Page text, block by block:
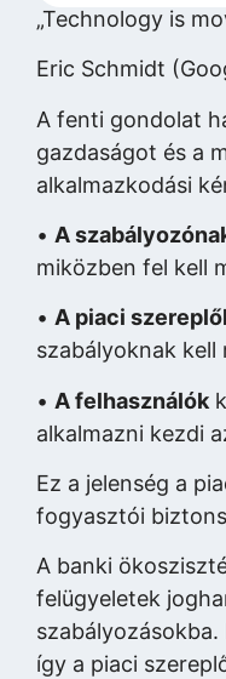
„Technology is
Eric Schmidt
A fenti gondolat
gazdaságot és a
alkalmazkodási
• A
miközben fel kell
• A piaci
szabályoknak
• A felhasználók
alkalmazni kezdi
Ez a jelenség a
fogyasztói
A banki
felügyeletek
így a piaci